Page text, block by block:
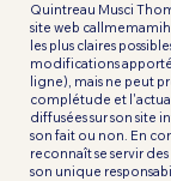
Quintreau Musci
site web
les plus claires
modifications
ligne), mais ne peut
complétude et
diffusées sur son site
son fait ou non. En
reconnaît se servir
son unique